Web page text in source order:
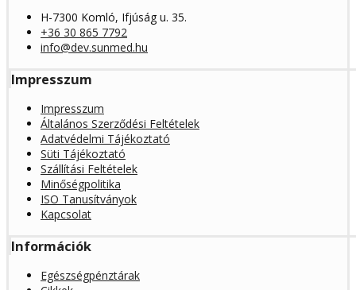
H-7300 Komló, Ifjúság u. 35.
+36 30 865 7792
info@dev.sunmed.hu
Impresszum
Impresszum
Általános Szerződési Feltételek
Adatvédelmi Tájékoztató
Süti Tájékoztató
Szállítási Feltételek
Minőségpolitika
ISO Tanusítványok
Kapcsolat
Információk
Egészségpénztárak